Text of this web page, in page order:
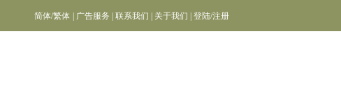
简体/繁体 广告服务 联系我们 关于我们 登陆/注册